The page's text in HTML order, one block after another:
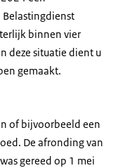
binnen vier
deze situatie dient u
gemaakt.
of bijvoorbeeld een
De afronding van
gereed op 1 mei